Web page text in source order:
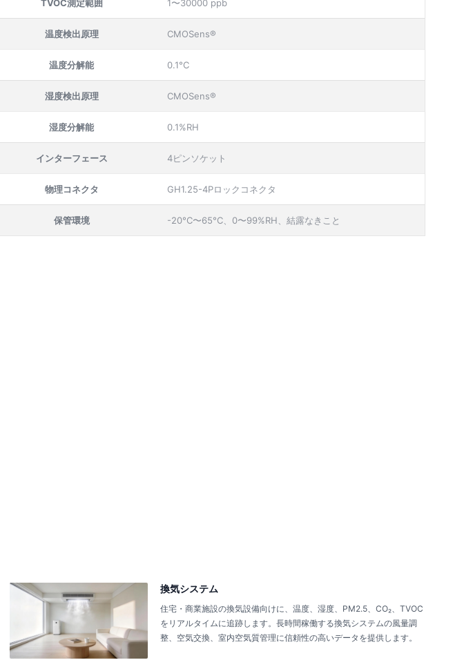
TVOC測定範囲 1〜30000 ppb
温度検出原理 CMOSens®
温度分解能 0.1°C
湿度検出原理 CMOSens®
湿度分解能 0.1%RH
インターフェース 4ピンソケット
物理コネクタ GH1.25-4Pロックコネクタ
保管環境 -20°C〜65°C、0〜99%RH、結露なきこと
換気システム
住宅・商業施設の換気設備向けに、温度、湿度、PM2.5、CO₂、TVOC
をリアルタイムに追跡します。長時間稼働する換気システムの風量調
整、空気交換、室内空気質管理に信頼性の高いデータを提供します。